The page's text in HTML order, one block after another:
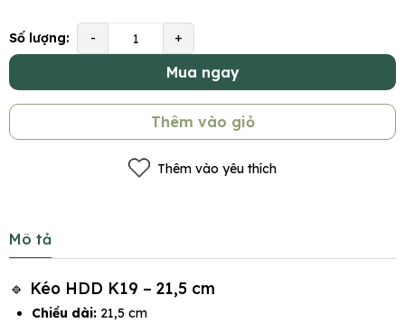
Số lượng: - +
Mua ngay
Thêm vào giỏ
Thêm vào yêu thích
Mô tả
🔹 Kéo HDD K19 – 21,5 cm
Chiều dài: 21,5 cm